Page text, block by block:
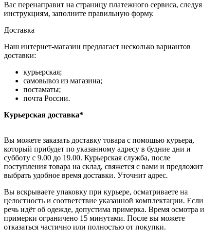
Вас перенаправит на страницу платежного сервиса, следуя
инструкциям, заполните правильную форму.
Доставка
Наш интернет-магазин предлагает несколько вариантов
доставки:
курьерская;
самовывоз из магазина;
постаматы;
почта России.
Курьерская доставка*
Вы можете заказать доставку товара с помощью курьера,
который прибудет по указанному адресу в будние дни и
субботу с 9.00 до 19.00. Курьерская служба, после
поступления товара на склад, свяжется с вами и предложит
выбрать удобное время доставки. Уточнит адрес.
Вы вскрываете упаковку при курьере, осматриваете на
целостность и соответствие указанной комплектации. Если
речь идёт об одежде, допустима примерка. Время осмотра и
примерки ограничено 15 минутами. После вы можете
отказаться частично или полностью от покупки.